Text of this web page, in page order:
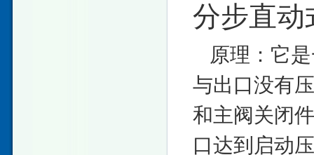
分步直动
原理：它
与出口没有
和主阀关闭
口达到启动